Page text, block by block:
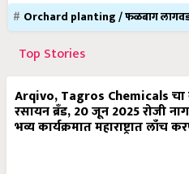
Orchard planting / फळबाग
Top Stories
Arqivo, Tagros Chemicals चा
रसायन ब्रँड, 20 जून 2025 रोजी
भव्य कार्यक्रमात महाराष्ट्रात लाँच